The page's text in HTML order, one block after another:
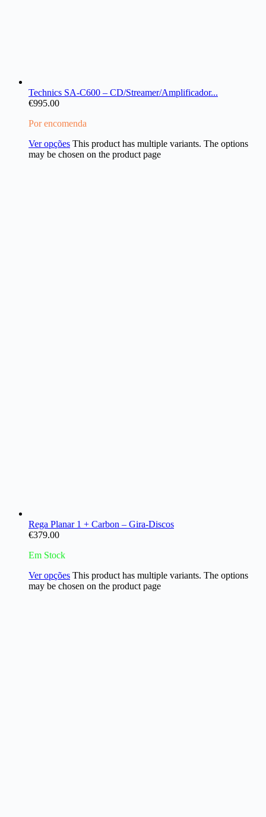
Technics SA-C600 – CD/Streamer/Amplificador...
€995.00
Por encomenda
Ver opções This product has multiple variants. The options
may be chosen on the product page
Rega Planar 1 + Carbon – Gira-Discos
€379.00
Em Stock
Ver opções This product has multiple variants. The options
may be chosen on the product page